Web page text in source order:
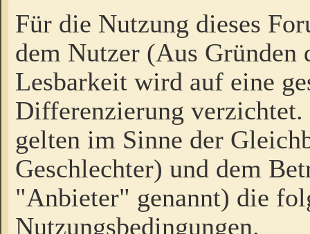
Für die Nutzung dieses
dem Nutzer (Aus Gründen
Lesbarkeit wird auf eine
Differenzierung
gelten im Sinne der
Geschlechter) und dem
"Anbieter" genannt) die
Nutzungsbedingungen.